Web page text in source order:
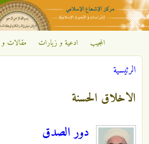
تجاوز إلى المحتوى
مركز
الإشعاع
الإسلامي
المجيب ادعية و زيارات مقالات
أنت هنا
الرئيسية
الاخلاق الحسنة
دور الصدق